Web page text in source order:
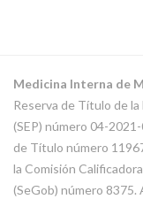
Medicina Interna de
Reserva de Título de
(SEP) número 04-
de Título número
la Comisión
(SeGob) número 8375.